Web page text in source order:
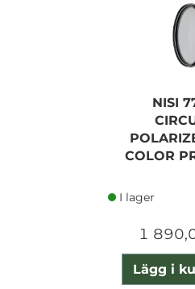
NISI
COLOR
I lager
1
Lägg i